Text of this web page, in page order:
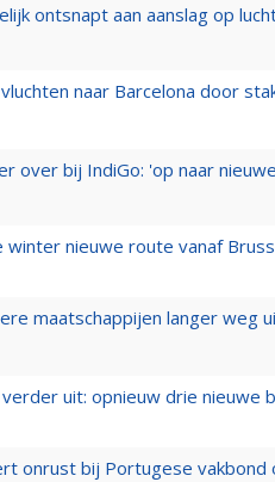
ontsnapt aan aanslag op
naar Barcelona door
over bij IndiGo: 'op naar
winter nieuwe route vanaf
maatschappijen langer weg
uit: opnieuw drie nieuwe
onrust bij Portugese vakbond